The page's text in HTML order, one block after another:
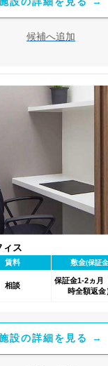
候補へ追加
ィス
賃料 敷金(保証
相談
保証金1-2ヵ月
時全額返金
設の詳細を見る →